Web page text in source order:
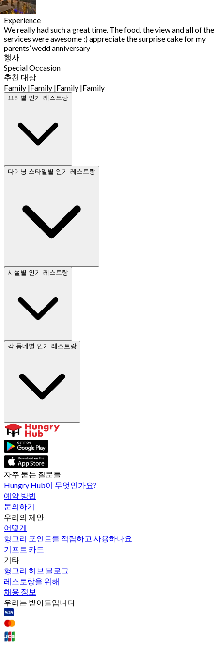
Experience
We really had such a great time. The food, the view and all of the
services were awesome :) appreciate the surprise cake for my
parents’ wedd anniversary
행사
Special Occasion
추천 대상
Family |Family |Family |Family
요리별 인기 레스토랑
다이닝 스타일별 인기 레스토랑
시설별 인기 레스토랑
각 동네별 인기 레스토랑
자주 묻는 질문들
Hungry Hub이 무엇인가요?
예약 방법
문의하기
우리의 제안
어떻게
헝그리 포인트를 적립하고 사용하나요
기프트 카드
기타
헝그리 허브 블로그
레스토랑을 위해
채용 정보
우리는 받아들입니다